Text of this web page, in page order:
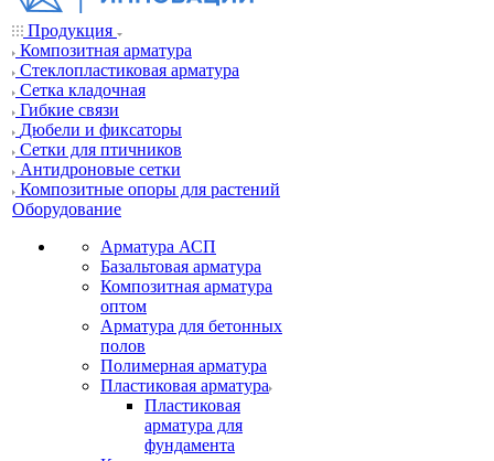
Продукция
Композитная арматура
Cтеклопластиковая арматура
Сетка кладочная
Гибкие связи
Дюбели и фиксаторы
Сетки для птичников
Антидроновые сетки
Композитные опоры для растений
Оборудование
Арматура АСП
Базальтовая арматура
Композитная арматура
оптом
Арматура для бетонных
полов
Полимерная арматура
Пластиковая арматура
Пластиковая
арматура для
фундамента